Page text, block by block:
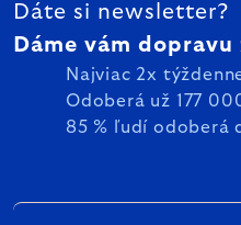
Dáte si newsletter?
Dáme vám dopravu
Najviac 2x
Odoberá už 177
85 % ľudí odoberá